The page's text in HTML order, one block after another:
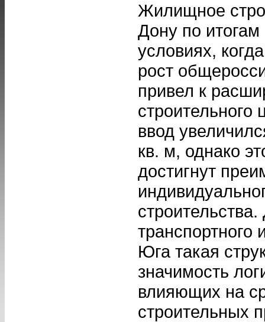
Жилищное
Дону по итогам
условиях,
рост
привел к
ввод
кв. м, однако
достигнут
Юга такая
значимость
влияющих на
строительных